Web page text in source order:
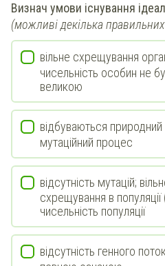
Визнач умови існування
(можливі декілька
вільне схрещування
чисельність особин не
великою
відбуваються природний
мутаційний процес
відсутність мутацій;
схрещування в популяції
чисельність популяції
відсутність генного